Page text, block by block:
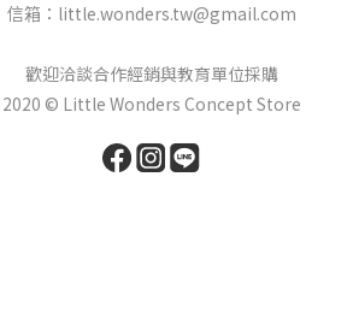
信箱：little.wonders.tw@gmail.com
歡迎洽談合作經銷與教育單位採購
2020 © Little Wonders Concept Store